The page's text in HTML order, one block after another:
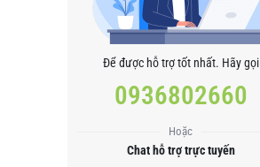
Để được hỗ trợ tốt nhất. Hãy gọi
0936802660
Hoặc
Chat hỗ trợ trực tuyến